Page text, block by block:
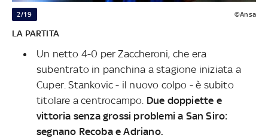
2/19 ©Ansa
LA PARTITA
Un netto 4-0 per Zaccheroni, che era
subentrato in panchina a stagione iniziata a
Cuper. Stankovic - il nuovo colpo - è subito
titolare a centrocampo. Due doppiette e
vittoria senza grossi problemi a San Siro:
segnano Recoba e Adriano.